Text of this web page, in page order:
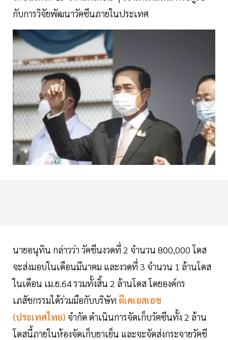
กับการวิจัยพัฒนาวัคซีนภายในประเทศ
นายอนุทิน กล่าวว่า วัคชีนงวดที่ 2 จำนวน 800,000 โดส
จะส่งมอบในเดือนมีนาคม และงวดที่ 3 จำนวน 1 ล้านโดส
ในเดือน เม.ย.64 รวมทั้งสิ้น 2 ล้านโดส โดยองค์กร
เภสัชกรรมได้ร่วมมือกับบริษัท ดีเคเอสเอช
(ประเทศไทย) จำกัด ดำเนินการจัดเก็บวัคซีนทั้ง 2 ล้าน
โดสนี้ภายในห้องจัดเก็บยาเย็น และจะจัดส่งกระจายวัคชี